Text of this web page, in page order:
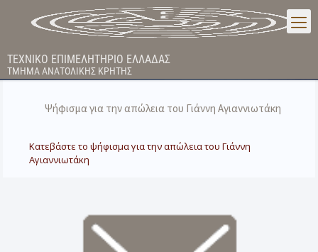
ΤΕΧΝΙΚΟ ΕΠΙΜΕΛΗΤΗΡΙΟ ΕΛΛΑΔΑΣ
ΤΜΗΜΑ ΑΝΑΤΟΛΙΚΗΣ ΚΡΗΤΗΣ
Ψήφισμα για την απώλεια του Γιάννη Αγιαννιωτάκη
Κατεβάστε το ψήφισμα για την απώλεια του Γιάννη
Αγιαννιωτάκη